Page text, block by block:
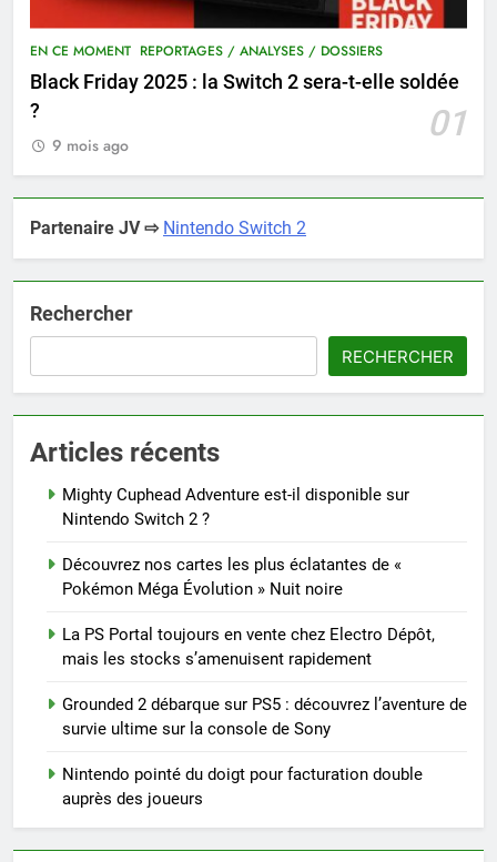
EN CE MOMENT REPORTAGES / ANALYSES / DOSSIERS
Black Friday 2025 : la Switch 2 sera-t-elle soldée
?
01
9 mois ago
Partenaire JV ⇨ Nintendo Switch 2
Rechercher
RECHERCHER
Articles récents
Mighty Cuphead Adventure est-il disponible sur
Nintendo Switch 2 ?
Découvrez nos cartes les plus éclatantes de «
Pokémon Méga Évolution » Nuit noire
La PS Portal toujours en vente chez Electro Dépôt,
mais les stocks s’amenuisent rapidement
Grounded 2 débarque sur PS5 : découvrez l’aventure de
survie ultime sur la console de Sony
Nintendo pointé du doigt pour facturation double
auprès des joueurs